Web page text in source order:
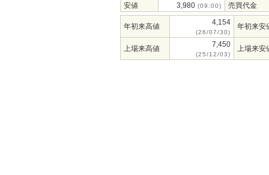
安値
3,980 (09:00) 売買代金
年初来高値 4,154
(26/07/30)
年初来安
上場来高値 7,450
(25/12/03)
上場来安